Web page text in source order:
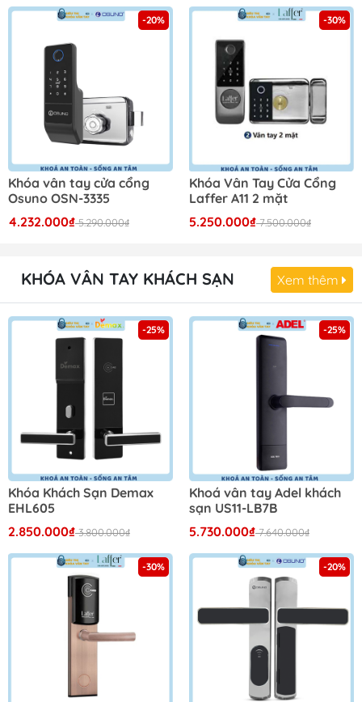
-20%
Khóa vân tay cửa cổng
Osuno OSN-3335
4.232.000₫5.290.000₫
-30%
Khóa Vân Tay Cửa Cổng
Laffer A11 2 mặt
5.250.000₫7.500.000₫
KHÓA VÂN TAY KHÁCH SẠN Xem thêm
-25%
Khóa Khách Sạn Demax
EHL605
2.850.000₫3.800.000₫
-25%
Khoá vân tay Adel khách
sạn US11-LB7B
5.730.000₫7.640.000₫
-30% -20%